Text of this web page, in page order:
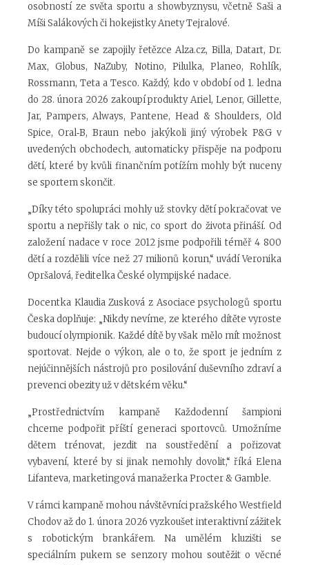
osobností ze světa sportu a showbyznysu, včetně Saši a
Míši Salákových či hokejistky Anety Tejralové.
Do kampaně se zapojily řetězce Alza.cz, Billa, Datart, Dr.
Max, Globus, NaZuby, Notino, Pilulka, Planeo, Rohlík,
Rossmann, Teta a Tesco. Každý, kdo v období od 1. ledna
do 28. února 2026 zakoupí produkty Ariel, Lenor, Gillette,
Jar, Pampers, Always, Pantene, Head & Shoulders, Old
Spice, Oral‑B, Braun nebo jakýkoli jiný výrobek P&G v
uvedených obchodech, automaticky přispěje na podporu
dětí, které by kvůli finančním potížím mohly být nuceny
se sportem skončit.
„Díky této spolupráci mohly už stovky dětí pokračovat ve
sportu a nepřišly tak o nic, co sport do života přináší. Od
založení nadace v roce 2012 jsme podpořili téměř 4 800
dětí a rozdělili více než 27 milionů korun,“ uvádí Veronika
Opršalová, ředitelka České olympijské nadace.
Docentka Klaudia Zusková z Asociace psychologů sportu
Česka doplňuje: „Nikdy nevíme, ze kterého dítěte vyroste
budoucí olympionik. Každé dítě by však mělo mít možnost
sportovat. Nejde o výkon, ale o to, že sport je jedním z
nejúčinnějších nástrojů pro posilování duševního zdraví a
prevenci obezity už v dětském věku.“
„Prostřednictvím kampaně Každodenní šampioni
chceme podpořit příští generaci sportovců. Umožníme
dětem trénovat, jezdit na soustředění a pořizovat
vybavení, které by si jinak nemohly dovolit,“ říká Elena
Lifanteva, marketingová manažerka Procter & Gamble.
V rámci kampaně mohou návštěvníci pražského Westfield
Chodov až do 1. února 2026 vyzkoušet interaktivní zážitek
s robotickým brankářem. Na umělém kluzišti se
speciálním pukem se senzory mohou soutěžit o věcné